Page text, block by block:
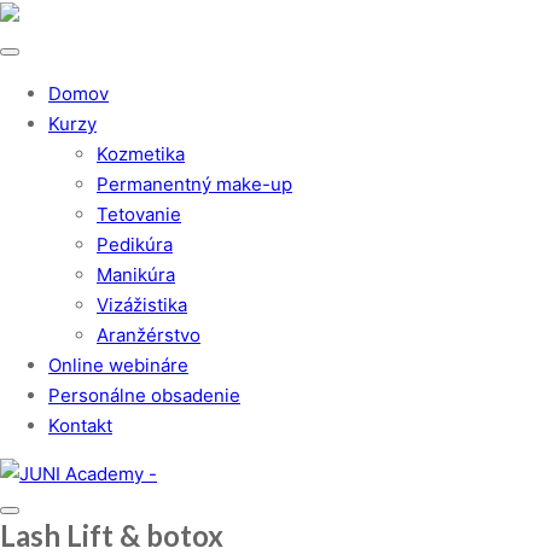
Domov
Kurzy
Kozmetika
Permanentný make-up
Tetovanie
Pedikúra
Manikúra
Vizážistika
Aranžérstvo
Online webináre
Personálne obsadenie
Kontakt
Lash Lift & botox